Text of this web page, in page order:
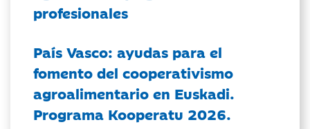
profesionales
País Vasco: ayudas para el
fomento del cooperativismo
agroalimentario en Euskadi.
Programa Kooperatu 2026.